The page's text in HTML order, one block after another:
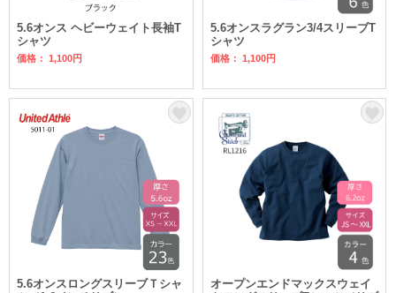
5.6オンス ヘビーウェイト長袖T
シャツ
価格： 1,100円
5.6オンスラグラン3/4スリーブT
シャツ
価格： 1,100円
5.6オンスロングスリーブＴシャ
オープンエンドマックスウェイ